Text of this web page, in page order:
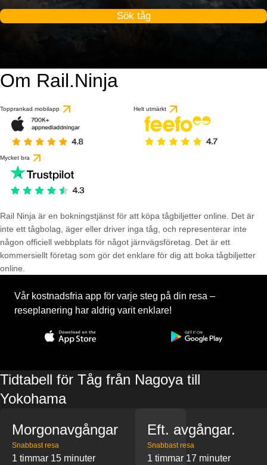
Sök tåg
Om Rail.Ninja
Topprankad mobilapp Helt utmärkt
Mycket bra
Rail Ninja är en bokningstjänst för att köpa tågbiljetter online. Det är
inte ett tågbolag, äger eller driver inga tåg, och representerar inte
någon officiell webbplats för något järnvägsföretag. Det är ett
kommersiellt företag som gör det enklare för dig att boka tågbiljetter
online.
Vår kostnadsfria app för varje steg på din resa –
reseplanering har aldrig varit enklare!
Tidtabell för Tåg från Nagoya till
Yokohama
Morgonavgångar
Snabbast resa
1 timmar 15 minuter
Eft. avgångar.
Snabbast resa
1 timmar 17 minuter